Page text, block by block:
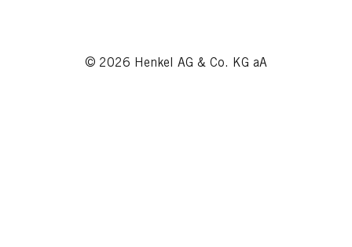
© 2026 Henkel AG & Co. KG aA